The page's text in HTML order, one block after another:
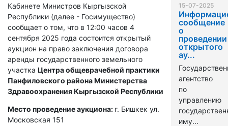
Кабинете Министров Кыргызской
Республики (далее - Госимущество)
сообщает о том, что в 12:00 часов 4
сентября 2025 года состоится открытый
аукцион на право заключения договора
аренды государственного земельного
участка Центра общеврачебной практики
Панфиловского района Министерства
Здравоохранения Кыргызской Республики
Место проведение аукциона: г. Бишкек ул.
Московская 151
15-07-2025
сообщение
о
проведении
открытого
ау...
агентство
по
управлению
иму...